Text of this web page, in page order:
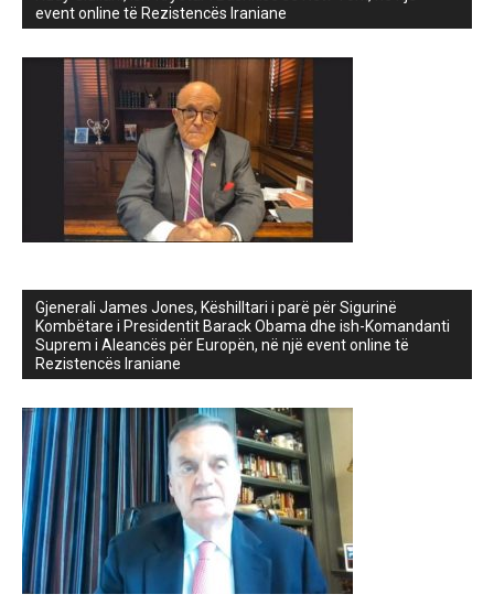
event online të Rezistencës Iraniane
Gjenerali James Jones, Këshilltari i parë për Sigurinë
Kombëtare i Presidentit Barack Obama dhe ish-Komandanti
Suprem i Aleancës për Europën, në një event online të
Rezistencës Iraniane